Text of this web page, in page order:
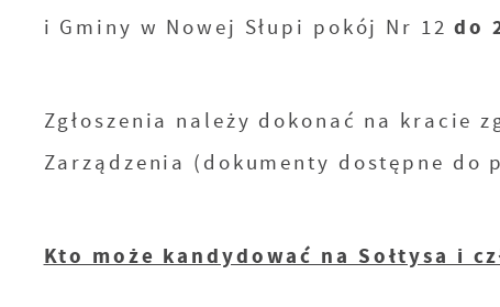
i Gminy w Nowej Słupi pokój Nr 12do
Zgłoszenia należy dokonać na kracie
Zarządzenia (dokumenty dostępne do
Kto może kandydować na Sołtysa i